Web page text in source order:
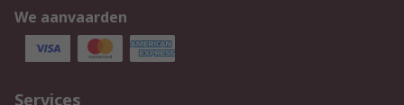
We aanvaarden
Services